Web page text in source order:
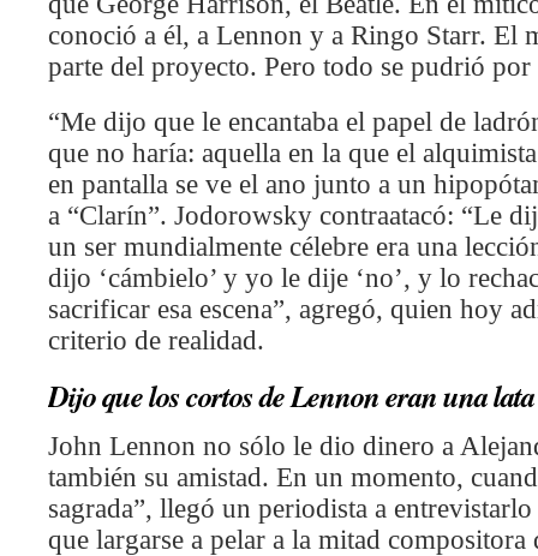
conoció a él, a Lennon y a Ringo Starr. El
parte del proyecto. Pero todo se pudrió por
“Me dijo que le encantaba el papel de
que no haría: aquella en la que el
en pantalla se ve el ano junto a un
a “Clarín”. Jodorowsky contraatacó: “Le
un ser mundialmente célebre era una
dijo ‘cámbielo’ y yo le dije ‘no’, y lo
sacrificar esa escena”, agregó, quien hoy
criterio de realidad.
Dijo que los cortos de Lennon eran una lata
John Lennon no sólo le dio dinero a
también su amistad. En un momento,
sagrada”, llegó un periodista a
que largarse a pelar a la mitad compositora